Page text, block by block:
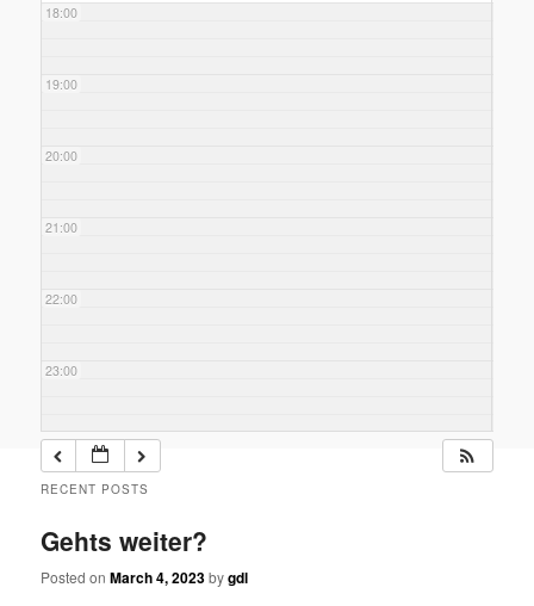
18:00
19:00
20:00
21:00
22:00
23:00
RECENT POSTS
Gehts weiter?
Posted onMarch 4, 2023bygdl